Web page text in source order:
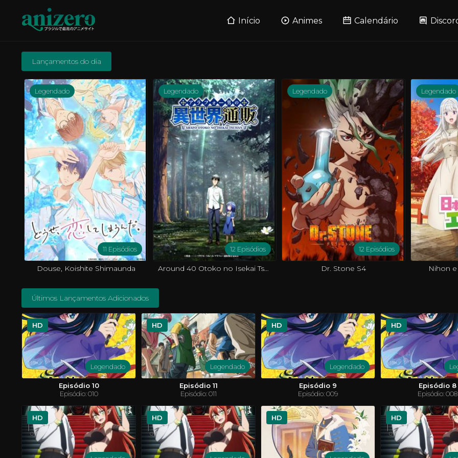
Início Animes Calendário
Lançamentos do dia
Legendado
11 Episódios
Douse, Koishite Shimaunda
Legendado
12 Episódios
Around 40 Otoko no Isekai Tsuuhan
Legendado
12 Episódios
Dr. Stone S4
Legendado
Nihon
Últimos Lançamentos Adicionados
HD
Legendado
Episódio 10
Episódio: 010
HD
Legendado
Episódio 11
Episódio: 011
HD
Legendado
Episódio 9
Episódio: 009
HD
Episódio 8
Episódio: 008
HD HD HD HD